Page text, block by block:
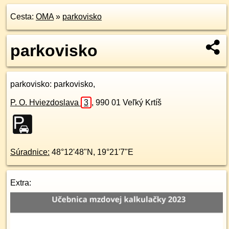
Cesta: OMA» parkovisko
parkovisko
parkovisko: parkovisko,
P. O. Hviezdoslava 3 , 990 01 Veľký Krtíš
Súradnice: 48°12'48"N , 19°21'7"E
Extra: